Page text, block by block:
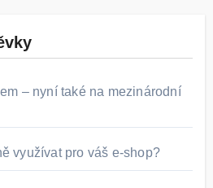
– nyní také na mezinárodní
využívat pro váš e-shop?